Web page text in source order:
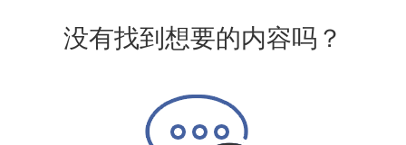
没有找到想要的内容吗？